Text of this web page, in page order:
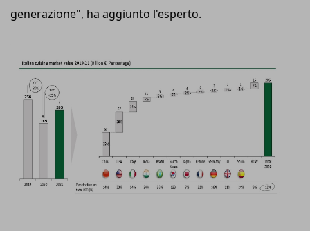
generazione", ha aggiunto l'esperto.